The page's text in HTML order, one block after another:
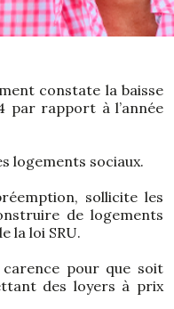
constate la baisse
par rapport à l’année
logements sociaux.
sollicite les
de logements
la loi SRU.
carence pour que soit
des loyers à prix